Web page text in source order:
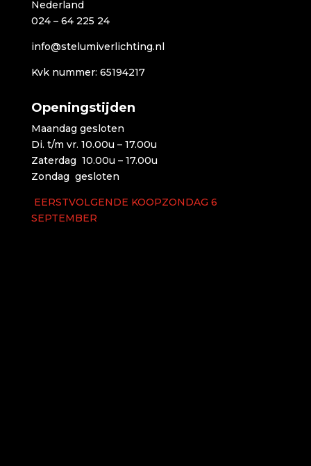
Nederland
024 – 64 225 24
info@stelumiverlichting.nl
Kvk nummer: 65194217
Openingstijden
Maandag gesloten
Di. t/m vr. 10.00u – 17.00u
Zaterdag 10.00u – 17.00u
Zondag gesloten
EERSTVOLGENDE KOOPZONDAG 6
SEPTEMBER